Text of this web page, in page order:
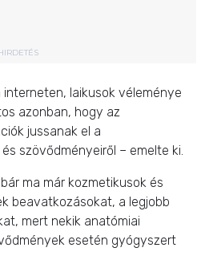
laikusok véleménye
azonban, hogy az
jussanak el a
szövődményeiről – emelte ki.
ma már kozmetikusok és
beavatkozásokat, a legjobb
mert nekik anatómiai
esetén gyógyszert